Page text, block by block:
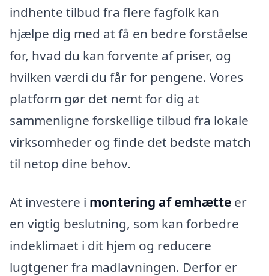
indhente tilbud fra flere fagfolk kan
hjælpe dig med at få en bedre forståelse
for, hvad du kan forvente af priser, og
hvilken værdi du får for pengene. Vores
platform gør det nemt for dig at
sammenligne forskellige tilbud fra lokale
virksomheder og finde det bedste match
til netop dine behov.
At investere i montering af emhætte er
en vigtig beslutning, som kan forbedre
indeklimaet i dit hjem og reducere
lugtgener fra madlavningen. Derfor er